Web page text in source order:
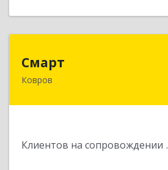
Смарт
Ковров
Клиентов на сопровождении
601900, Владимирская обл,